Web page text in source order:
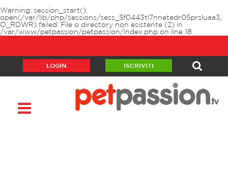
Warning: session_start():
open(/var/lib/php/sessions/sess_5f0443tl7nnetedr05prsluaa3,
O_RDWR) failed: File o directory non esistente (2) in
/var/www/petpassion/petpassion/index.php on line 18
LOGIN ISCRIVITI